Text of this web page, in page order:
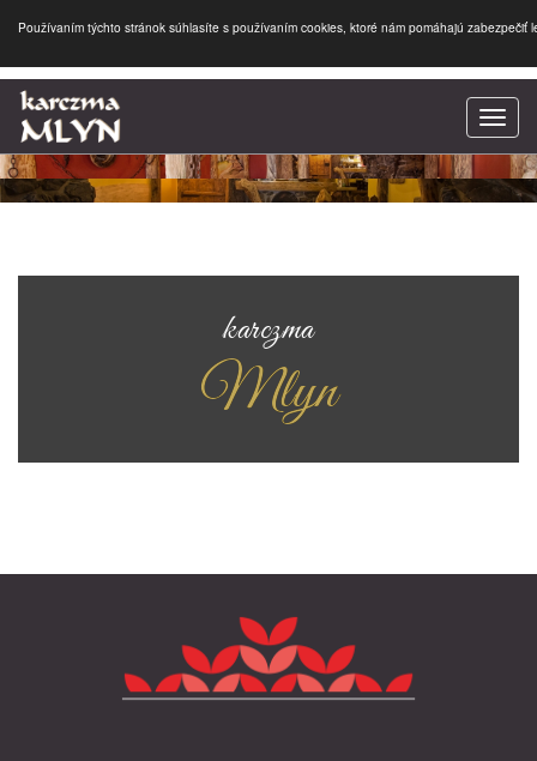
Používaním týchto stránok súhlasíte s používaním cookies, ktoré nám pomáhajú zabezpečiť
SK | EN
karczma
Mlyn
karczma
Mlyn